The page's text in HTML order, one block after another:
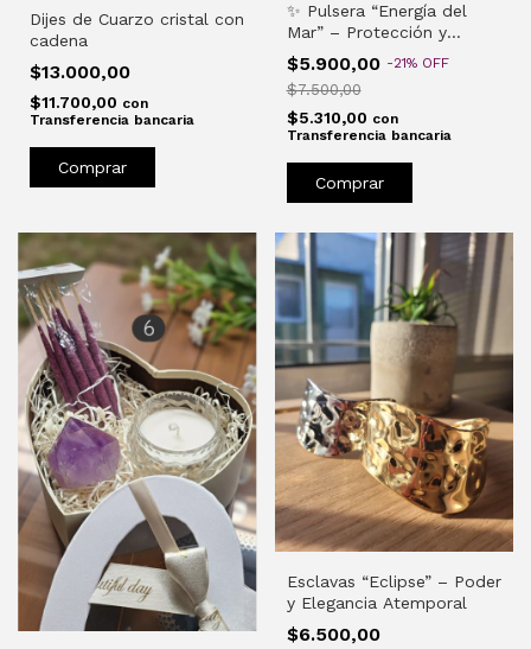
Dijes de Cuarzo cristal con
cadena
$13.000,00
$11.700,00 con
Transferencia bancaria
Comprar
✨ Pulsera “Energía del
Mar” – Protección y
Renacimiento Interior ✨
$5.900,00 -21% OFF
$7.500,00
$5.310,00 con
Transferencia bancaria
Comprar
Esclavas “Eclipse” – Poder
y Elegancia Atemporal
$6.500,00